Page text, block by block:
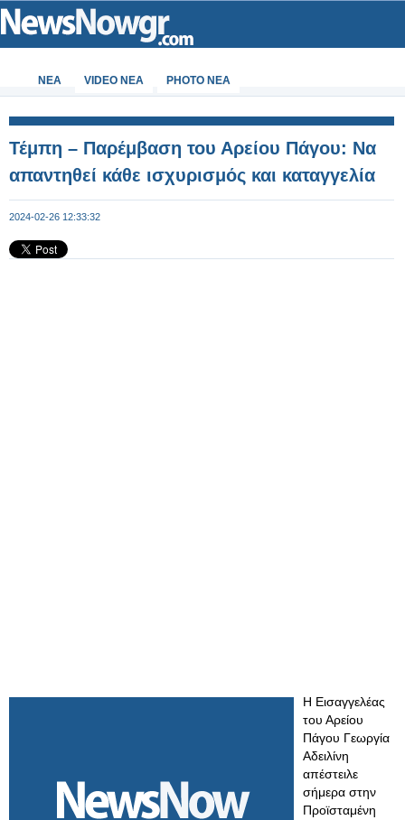
ΝΕΑ VIDEO NEA PHOTO NEA
Τέμπη – Παρέμβαση του Αρείου Πάγου: Να
απαντηθεί κάθε ισχυρισμός και καταγγελία
2024-02-26 12:33:32
Η Εισαγγελέας
του Αρείου
Πάγου Γεωργία
Αδειλίνη
απέστειλε
σήμερα στην
Προϊσταμένη